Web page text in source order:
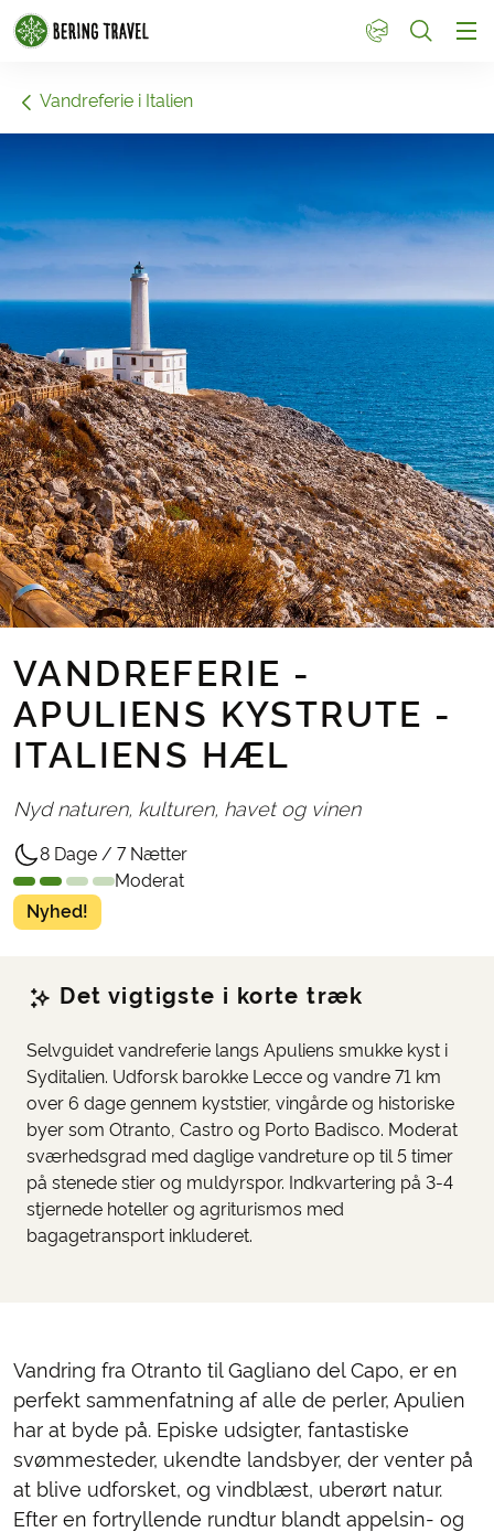
1
Vandreferie i Italien
VANDREFERIE -
APULIENS KYSTRUTE -
ITALIENS HÆL
Nyd naturen, kulturen, havet og vinen
8 Dage / 7 Nætter
Moderat
Nyhed!
Det vigtigste i korte træk
Selvguidet vandreferie langs Apuliens smukke kyst i
Syditalien. Udforsk barokke Lecce og vandre 71 km
over 6 dage gennem kyststier, vingårde og historiske
byer som Otranto, Castro og Porto Badisco. Moderat
sværhedsgrad med daglige vandreture op til 5 timer
på stenede stier og muldyrspor. Indkvartering på 3-4
stjernede hoteller og agriturismos med
bagagetransport inkluderet.
Vandring fra Otranto til Gagliano del Capo, er en
perfekt sammenfatning af alle de perler, Apulien
har at byde på. Episke udsigter, fantastiske
svømmesteder, ukendte landsbyer, der venter på
at blive udforsket, og vindblæst, uberørt natur.
Efter en fortryllende rundtur blandt appelsin- og